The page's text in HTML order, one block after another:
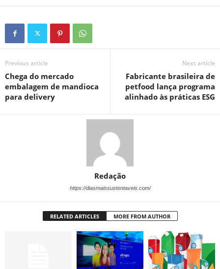
Previous article
Chega do mercado
embalagem de mandioca
para delivery
Next article
Fabricante brasileira de
petfood lança programa
alinhado às práticas ESG
Redação
https://diasmaissustentaveis.com/
RELATED ARTICLES MORE FROM AUTHOR